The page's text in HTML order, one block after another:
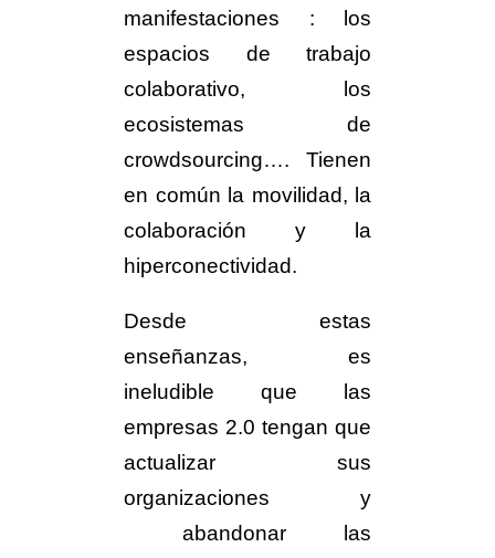
manifestaciones : los
espacios de trabajo
colaborativo, los
ecosistemas de
crowdsourcing…. Tienen
en común la movilidad, la
colaboración y la
hiperconectividad.
Desde estas
enseñanzas, es
ineludible que las
empresas 2.0 tengan que
actualizar sus
organizaciones y
abandonar las